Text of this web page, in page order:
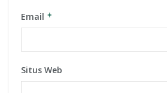
Email *
Situs Web